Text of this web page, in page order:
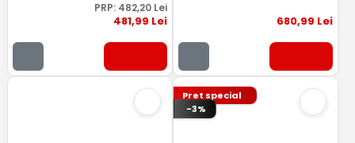
PRP: 482,20Lei
481,99 Lei 680,99 Lei
Pret special
-3%